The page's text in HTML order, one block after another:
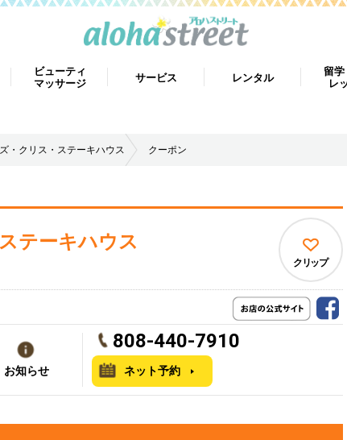
ビューティ
マッサージ
サービス レンタル
留
レ
・クリス・ステーキハウス クーポン
テーキハウス
クリップ
お知らせ
808-440-7910
ネット予約